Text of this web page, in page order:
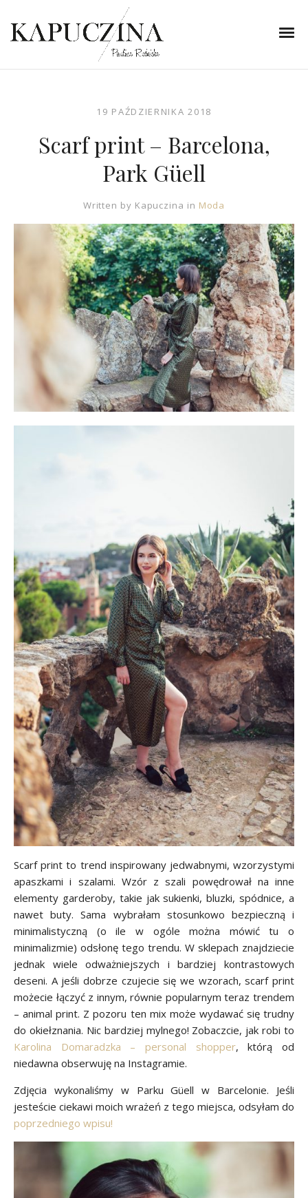
19 PAŹDZIERNIKA 2018
Scarf print – Barcelona,
Park Güell
Written by Kapuczina in Moda
Scarf print to trend inspirowany jedwabnymi, wzorzystymi
apaszkami i szalami. Wzór z szali powędrował na inne
elementy garderoby, takie jak sukienki, bluzki, spódnice, a
nawet buty. Sama wybrałam stosunkowo bezpieczną i
minimalistyczną (o ile w ogóle można mówić tu o
minimalizmie) odsłonę tego trendu. W sklepach znajdziecie
jednak wiele odważniejszych i bardziej kontrastowych
deseni. A jeśli dobrze czujecie się we wzorach, scarf print
możecie łączyć z innym, równie popularnym teraz trendem
– animal print. Z pozoru ten mix może wydawać się trudny
do okiełznania. Nic bardziej mylnego! Zobaczcie, jak robi to
Karolina Domaradzka – personal shopper, którą od
niedawna obserwuję na Instagramie.
Zdjęcia wykonaliśmy w Parku Güell w Barcelonie. Jeśli
jesteście ciekawi moich wrażeń z tego miejsca, odsyłam do
poprzedniego wpisu!